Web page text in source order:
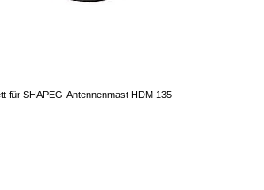
für SHAPEG-Antennenmast HDM 135